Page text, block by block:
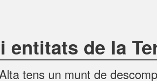
entitats de la
tens un munt de